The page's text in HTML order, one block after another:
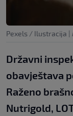
Pexels / Ilustracija |
Državni
obavještava
Raženo
Nutrigold,